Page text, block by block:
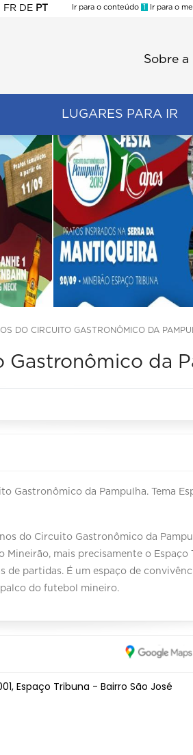
FR DE PT
Ir para o conteúdo 1 Ir para o
Sobre
LUGARES PARA IR
DO CIRCUITO GASTRONÔMICO DA
Gastronômico da
Gastronômico da Pampulha. Tema
do Circuito Gastronômico da
mais precisamente o Espaço
de partidas. É um espaço de
do futebol mineiro.
Espaço Tribuna - Bairro São José